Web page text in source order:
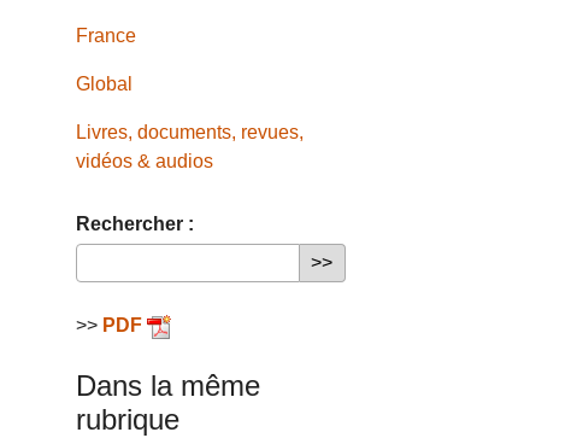
France
Global
Livres, documents, revues,
vidéos & audios
Rechercher :
>> PDF
Dans la même
rubrique